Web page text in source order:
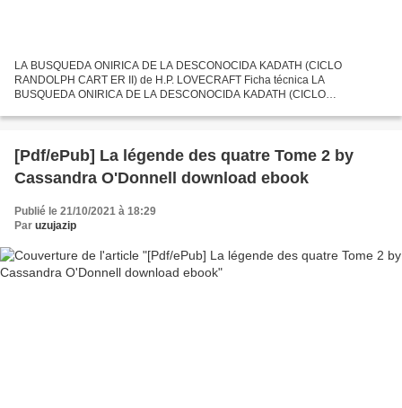
LA BUSQUEDA ONIRICA DE LA DESCONOCIDA KADATH (CICLO
RANDOLPH CART ER II) de H.P. LOVECRAFT Ficha técnica LA
BUSQUEDA ONIRICA DE LA DESCONOCIDA KADATH (CICLO
CASTELLANO Formatos: Pdf, ePub,...
[Pdf/ePub] La légende des quatre Tome 2 by
Cassandra O'Donnell download ebook
Publié le 21/10/2021 à 18:29
Par uzujazip